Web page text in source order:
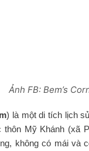
Ảnh FB: Bem’s
) là một di tích lịch
Mỹ Khánh (xã
không có mái